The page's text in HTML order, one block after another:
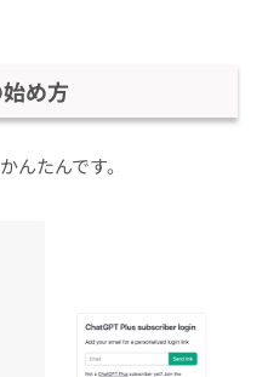
め方
んたんです。